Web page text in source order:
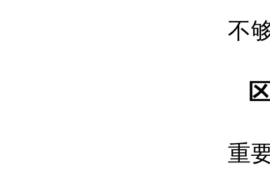
不
重